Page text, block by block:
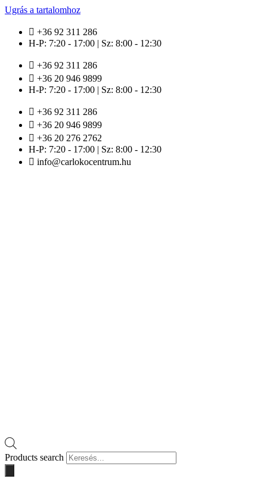
Ugrás a tartalomhoz
+36 92 311 286
H-P: 7:20 - 17:00 | Sz: 8:00 - 12:30
+36 92 311 286
+36 20 946 9899
H-P: 7:20 - 17:00 | Sz: 8:00 - 12:30
+36 92 311 286
+36 20 946 9899
+36 20 276 2762
H-P: 7:20 - 17:00 | Sz: 8:00 - 12:30
info@carlokocentrum.hu
Products search